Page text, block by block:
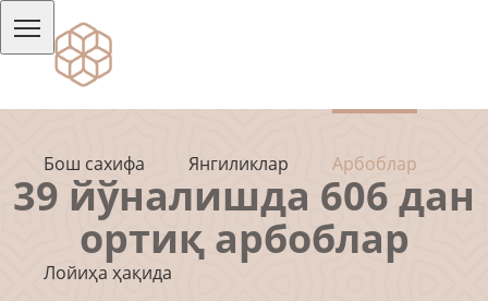
Бош сахифа Янгиликлар Арбоблар
Лойиҳа ҳақида
39 йўналишда 606 дан
ортиқ арбоблар